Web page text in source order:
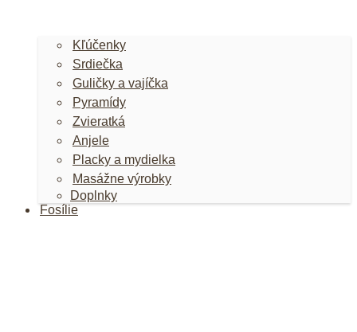
Kľúčenky
Srdiečka
Guličky a vajíčka
Pyramídy
Zvieratká
Anjele
Placky a mydielka
Masážne výrobky
Doplnky
Fosílie